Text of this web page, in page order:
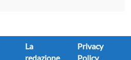
La
redazione
Privacy
Policy